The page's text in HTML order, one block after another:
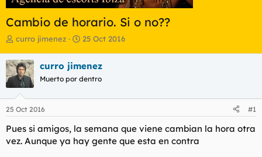
Cambio de horario. Si o no??
I
i
c
a
d
o
d
e
curro jimenez
F
h
a
e
c
25 Oct 2016
curro jimenez
Muerto por dentro
25 Oct 2016 #1
Pues si amigos, la semana que viene cambian la hora otra
vez. Aunque ya hay gente que esta en contra